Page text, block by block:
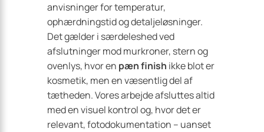
anvisninger for temperatur,
ophærdningstid og detaljeløsninger.
Det gælder i særdeleshed ved
afslutninger mod murkroner, stern og
ovenlys, hvor en pæn finish ikke blot er
kosmetik, men en væsentlig del af
tætheden. Vores arbejde afsluttes altid
med en visuel kontrol og, hvor det er
relevant, fotodokumentation – uanset